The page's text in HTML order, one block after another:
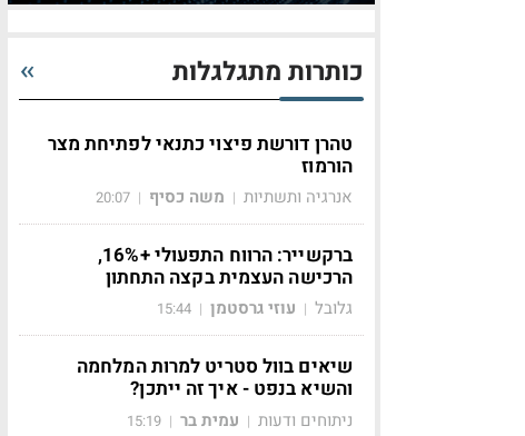
כותרות מתגלגלות
טהרן דורשת פיצוי כתנאי לפתיחת מצר
הורמוז
אנרגיה ותשתיות | משה כסיף |
20:07
ברקשייר: הרווח התפעולי +16%,
הרכישה העצמית בקצה התחתון
גלובל | עוזי גרסטמן |
15:44
שיאים בוול סטריט למרות המלחמה
והשיא בנפט - איך זה ייתכן?
ניתוחים ודעות | עמית בר |
15:19